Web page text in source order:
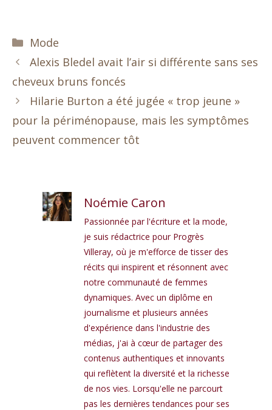
Catégories
Mode
Alexis Bledel avait l’air si différente sans ses
cheveux bruns foncés
Hilarie Burton a été jugée « trop jeune »
pour la périménopause, mais les symptômes
peuvent commencer tôt
Noémie Caron
Passionnée par l'écriture et la mode,
je suis rédactrice pour Progrès
Villeray, où je m'efforce de tisser des
récits qui inspirent et résonnent avec
notre communauté de femmes
dynamiques. Avec un diplôme en
journalisme et plusieurs années
d'expérience dans l'industrie des
médias, j'ai à cœur de partager des
contenus authentiques et innovants
qui reflètent la diversité et la richesse
de nos vies. Lorsqu'elle ne parcourt
pas les dernières tendances pour ses